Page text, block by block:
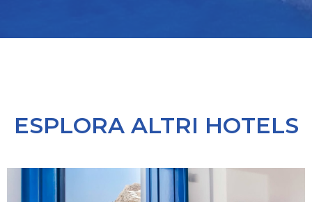
ESPLORA ALTRI HOTELS